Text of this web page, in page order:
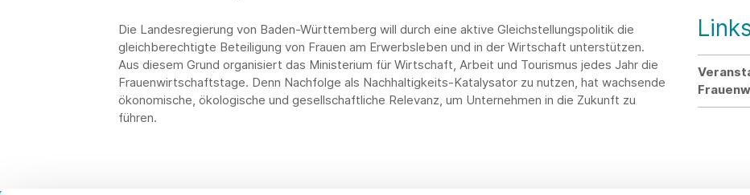
Die Landesregierung von Baden-Württemberg will durch eine aktive Gleichstellungspolitik die
gleichberechtigte Beteiligung von Frauen am Erwerbsleben und in der Wirtschaft unterstützen.
Aus diesem Grund organisiert das Ministerium für Wirtschaft, Arbeit und Tourismus jedes Jahr die
Frauenwirtschaftstage. Denn Nachfolge als Nachhaltigkeits-Katalysator zu nutzen, hat wachsende
ökonomische, ökologische und gesellschaftliche Relevanz, um Unternehmen in die Zukunft zu
führen.